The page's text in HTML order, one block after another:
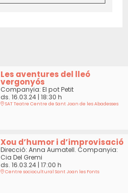
Les aventures del lleó
vergonyós
Companyia: El pot Petit
ds. 16.03.24| 18:30 h
SAT Teatre Centre de Sant Joan de les Abadesses
Xou d’humor i d’improvisació
Direcció: Anna Aumatell. Companyia:
Cia Del Gremi
ds. 16.03.24| 17:00 h
Centre sociocultural Sant Joan les Fonts